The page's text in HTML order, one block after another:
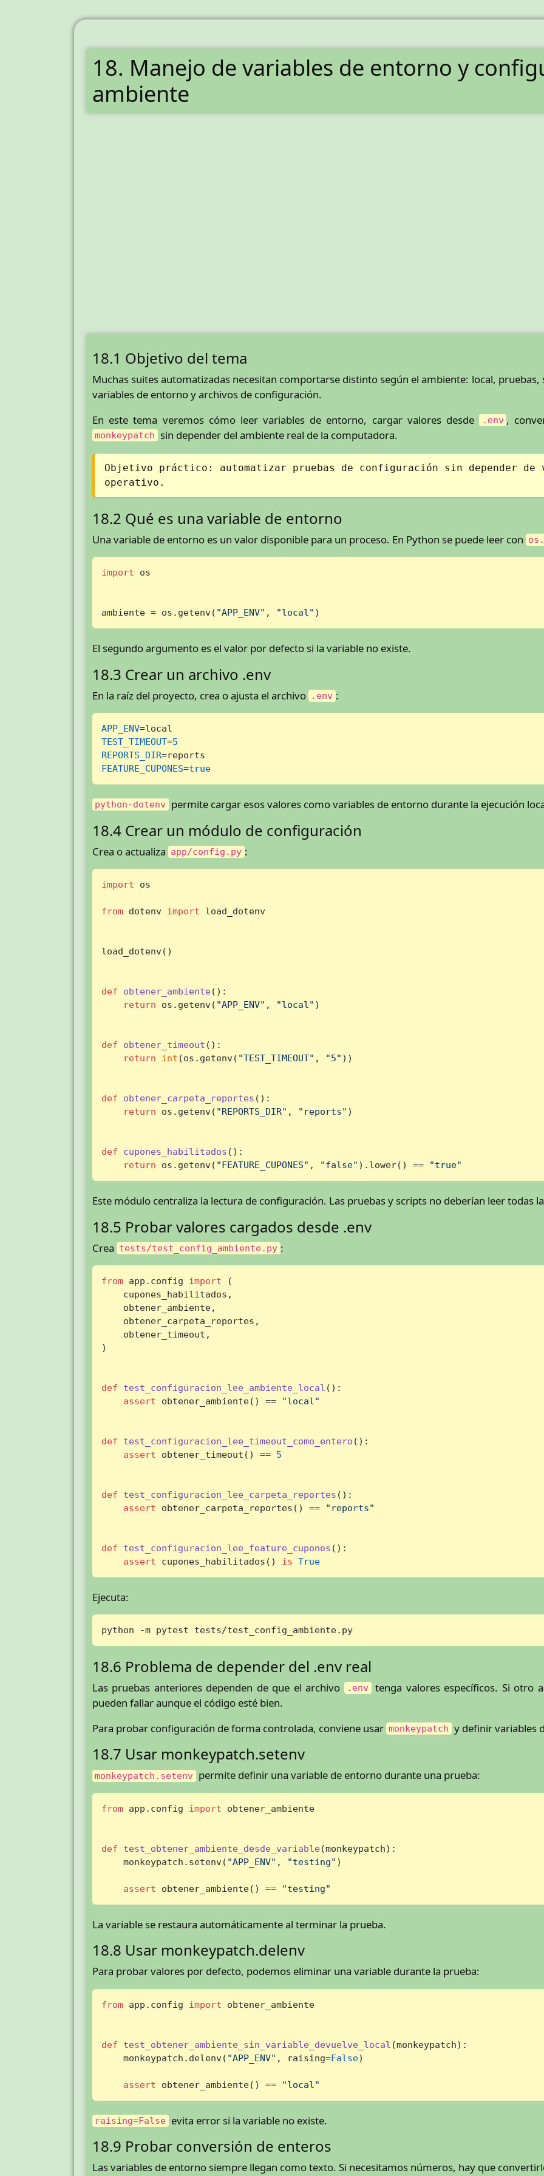
18. Manejo de variables de entorno y
ambiente
18.1 Objetivo del tema
Muchas suites automatizadas necesitan comportarse distinto según el ambiente: local, pruebas,
variables de entorno y archivos de configuración.
En este tema veremos cómo leer variables de entorno, cargar valores desde .env ,
monkeypatch sin depender del ambiente real de la computadora.
Objetivo práctico: automatizar pruebas de configuración sin depender
operativo.
18.2 Qué es una variable de entorno
Una variable de entorno es un valor disponible para un proceso. En Python se puede leer con
import os
ambiente = os.getenv( "APP_ENV" , "local" )
El segundo argumento es el valor por defecto si la variable no existe.
18.3 Crear un archivo .env
En la raíz del proyecto, crea o ajusta el archivo .env :
APP_ENV
TEST_TIMEOUT=5
REPORTS_DIR
FEATURE_CUPONES=true
python-dotenv permite cargar esos valores como variables de entorno durante la ejecución
18.4 Crear un módulo de configuración
Crea o actualiza app/config.py :
import os
from dotenv import load_dotenv
load_dotenv()
def obtener_ambiente():
return os.getenv( "APP_ENV" , "local" )
def obtener_timeout ():
return
int (os.getenv( "TEST_TIMEOUT" , "5" ))
def obtener_carpeta_reportes ():
return os.getenv( "REPORTS_DIR" , "reports" )
def cupones_habilitados ():
return os.getenv( "FEATURE_CUPONES" , "false" ).lower() == "true"
Este módulo centraliza la lectura de configuración. Las pruebas y scripts no deberían leer todas
18.5 Probar valores cargados desde .env
Crea tests/test_config_ambiente.py :
from app.config import (
    cupones_habilitados,
    obtener_ambiente,
    obtener_carpeta_reportes,
    obtener_timeout,
)
def test_configuracion_lee_ambiente_local ():
assert obtener_ambiente() == "local"
def test_configuracion_lee_timeout_como_entero ():
assert obtener_timeout() == 5
def test_configuracion_lee_carpeta_reportes ():
assert obtener_carpeta_reportes() == "reports"
def test_configuracion_lee_feature_cupones ():
assert cupones_habilitados() is True
Ejecuta:
python -m pytest tests/test_config_ambiente.py
18.6 Problema de depender del .env real
Las pruebas anteriores dependen de que el archivo .env tenga valores específicos. Si otro
pueden fallar aunque el código esté bien.
Para probar configuración de forma controlada, conviene usar monkeypatch y definir variables
18.7 Usar monkeypatch.setenv
monkeypatch.setenv permite definir una variable de entorno durante una prueba:
from app.config import obtener_ambiente
def test_obtener_ambiente_desde_variable(monkeypatch):
    monkeypatch.setenv(
"APP_ENV" , "testing" )
assert obtener_ambiente() == "testing"
La variable se restaura automáticamente al terminar la prueba.
18.8 Usar monkeypatch.delenv
Para probar valores por defecto, podemos eliminar una variable durante la prueba:
from app.config import obtener_ambiente
def test_obtener_ambiente_sin_variable_devuelve_local (monkeypatch):
    monkeypatch.delenv(
"APP_ENV" , raising=False)
assert obtener_ambiente() == "local"
raising=False evita error si la variable no existe.
18.9 Probar conversión de enteros
Las variables de entorno siempre llegan como texto. Si necesitamos números, hay que